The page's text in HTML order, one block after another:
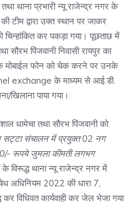
थाना प्रभारी न्यू राजेन्द्र नगर के
टीम द्वारा उक्त स्थान पर जाकर
चिन्हांकित कर पकड़ा गया। पूछताछ में
सौरभ पिंजवानी निवासी रायपुर का
मोबाईल फोन को चेक करने पर उनके
exchange के माध्यम से आई.डी.
पाया गया।
धामेचा तथा सौरभ पिंजवानी को
संचालन में प्रयुक्त 02 नग
रूपये जुमला कीमती लगभग
विरूद्ध थाना न्यू राजेन्द्र नगर में
अधिनियम 2022 की धारा 7,
विधिवत कार्यवाही कर जेल भेजा गया